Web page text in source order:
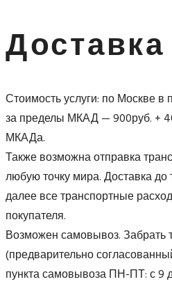
Доставка
Стоимость услуги: по Москве
за пределы МКАД — 900руб. +
МКАДа.
Также возможна отправка
любую точку мира. Доставка до
далее все транспортные
покупателя.
Возможен самовывоз.
(предварительно
пункта самовывоза ПН-ПТ: с 9